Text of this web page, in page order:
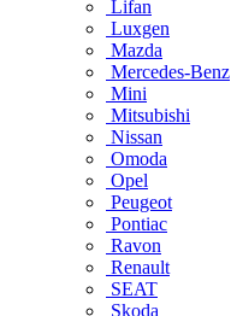
Lifan
Luxgen
Mazda
Mercedes-Benz
Mini
Mitsubishi
Nissan
Omoda
Opel
Peugeot
Pontiac
Ravon
Renault
SEAT
Skoda